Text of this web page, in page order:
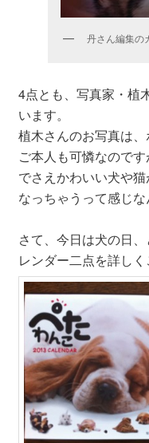
丹さん編集の
4点とも、写真家・植
います。
植木さんのお写真は、
ご本人も可憐なので
でさえかわいい犬や
なっちゃうって感じな
さて、今日は犬の日
レンダー二点を詳しく